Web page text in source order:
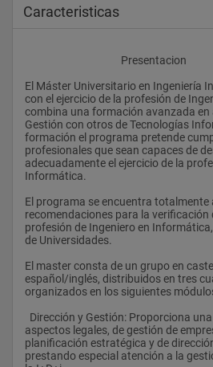
Caracteristicas
					Presentacion
El Máster Universitario en Ingeniería
con el ejercicio de la profesión de
combina una formación avanzada en
Gestión con otros de Tecnologías
formación el programa pretende
profesionales que sean capaces de
adecuadamente el ejercicio de la
Informática.
El programa se encuentra
recomendaciones para la verificación
profesión de Ingeniero en
de Universidades.
El master consta de un grupo en
español/inglés, distribuidos en tres
organizados en los siguientes
aspectos legales, de gestión de
planificación estratégica y de
prestando especial atención a la